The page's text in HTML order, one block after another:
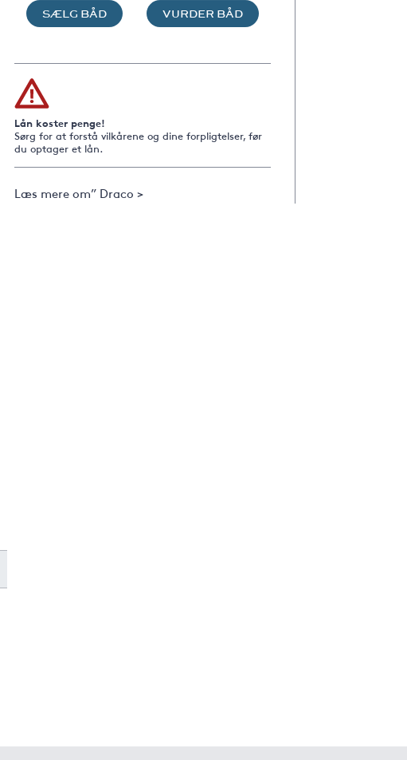
SÆLG BÅD VURDER BÅD
Lån koster penge!
Sørg for at forstå vilkårene og dine forpligtelser, før
du optager et lån.
Læs mere om” Draco >